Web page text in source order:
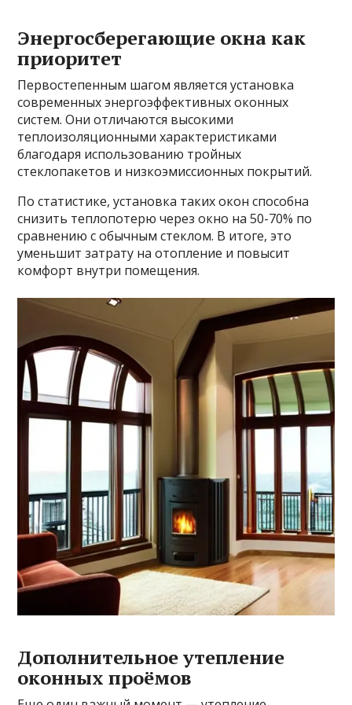
Энергосберегающие окна как
приоритет
Первостепенным шагом является установка
современных энергоэффективных оконных
систем. Они отличаются высокими
теплоизоляционными характеристиками
благодаря использованию тройных
стеклопакетов и низкоэмиссионных покрытий.
По статистике, установка таких окон способна
снизить теплопотерю через окно на 50-70% по
сравнению с обычным стеклом. В итоге, это
уменьшит затрату на отопление и повысит
комфорт внутри помещения.
Дополнительное утепление
оконных проёмов